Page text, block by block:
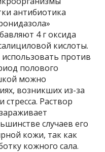
антибиотика
4 г оксида
кислоты.
против
полового
можно
возникших из-за
Раствор
случаев его
кожи, так как
кожного сала.